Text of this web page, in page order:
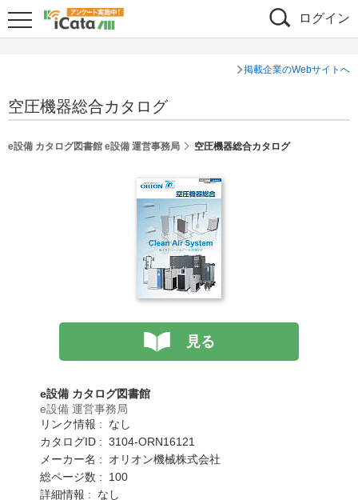
ログイン
掲載企業のWebサイトへ
空圧機器総合カタログ
e設備 カタログ図書館 e設備 運営事務局 空圧機器総合カタログ
見る
e設備 カタログ図書館
e設備 運営事務局
リンク情報 : なし
カタログID : 3104-ORN16121
メーカー名 : オリオン機械株式会社
総ページ数 : 100
詳細情報 : なし